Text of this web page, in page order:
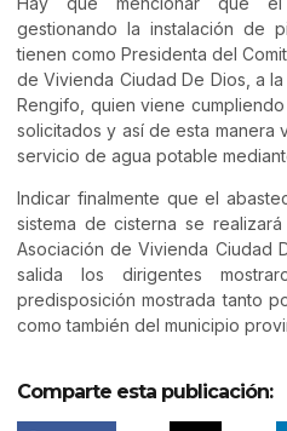
gestionando la instalación de
tienen como Presidenta del
de Vivienda Ciudad De Dios, a
Rengifo, quien viene
solicitados y así de esta manera
servicio de agua potable
Indicar finalmente que el
sistema de cisterna se
Asociación de Vivienda Ciudad
salida los dirigentes
predisposición mostrada tanto
como también del municipio
Comparte esta publicación: